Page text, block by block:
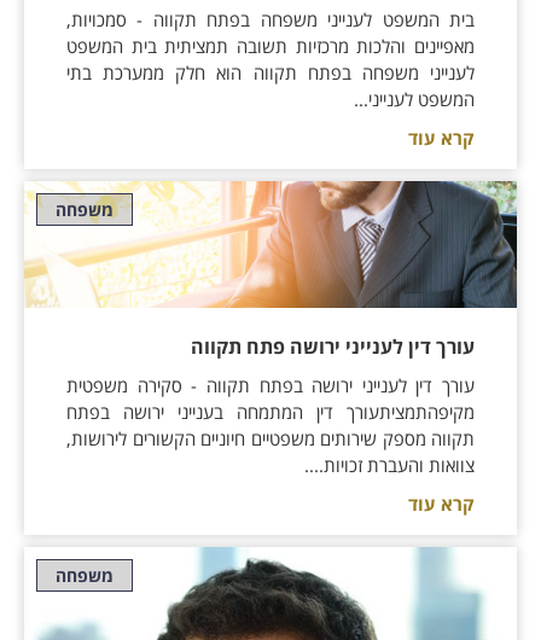
בית המשפט לענייני משפחה בפתח תקווה - סמכויות,
מאפיינים והלכות מרכזיות תשובה תמציתית בית המשפט
לענייני משפחה בפתח תקווה הוא חלק ממערכת בתי
המשפט לענייני...
קרא עוד
משפחה
עורך דין לענייני ירושה פתח תקווה
עורך דין לענייני ירושה בפתח תקווה - סקירה משפטית
מקיפהתמציתעורך דין המתמחה בענייני ירושה בפתח
תקווה מספק שירותים משפטיים חיוניים הקשורים לירושות,
צוואות והעברת זכויות....
קרא עוד
משפחה